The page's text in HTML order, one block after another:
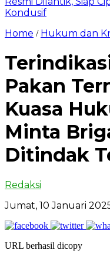
Kondusif
Home / Hukum dan
Pakan
Kuasa
Minta
Ditindak
Redaksi
Jumat, 10 Januari
URL berhasil dicopy